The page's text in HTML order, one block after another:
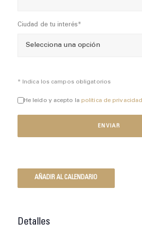
Ciudad de tu interés*
* Indica los campos obligatorios
He leído y acepto la política de privacidad
AÑADIR AL CALENDARIO
Detalles